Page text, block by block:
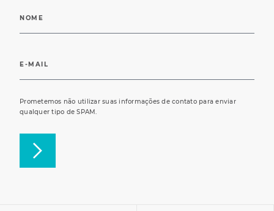
Prometemos não utilizar suas informações de contato para enviar
qualquer tipo de SPAM.